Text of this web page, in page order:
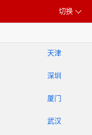
切换
天津
深圳
厦门
武汉